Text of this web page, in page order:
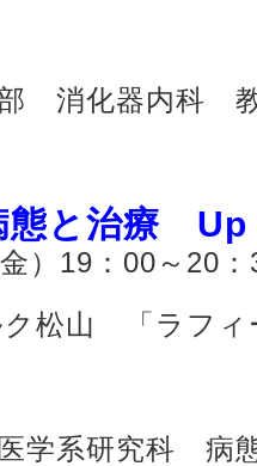
部 消化器内科
態と治療
）19：00～20：
ク松山 「ラフィ
医学系研究科 病